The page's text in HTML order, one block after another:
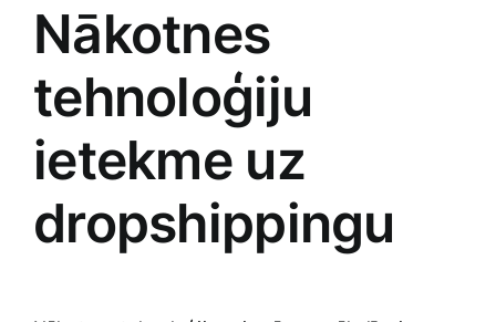
Nākotnes
tehnoloģiju
ietekme uz
dropshippingu